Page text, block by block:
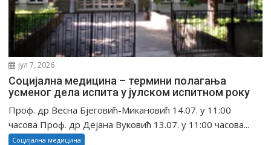
јул 7, 2026
Социјална медицина – термини полагања
усменог дела испита у јулском испитном року
Проф. др Весна Бјеговић-Микановић 14.07. у 11:00
часова Проф. др Дејана Вуковић 13.07. у 11:00 часова...
Социјална медицина